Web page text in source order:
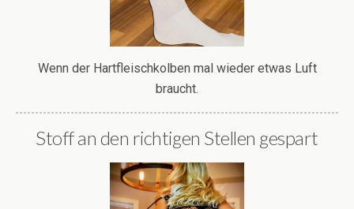
Wenn der Hartfleischkolben mal wieder etwas Luft
braucht.
Stoff an den richtigen Stellen gespart